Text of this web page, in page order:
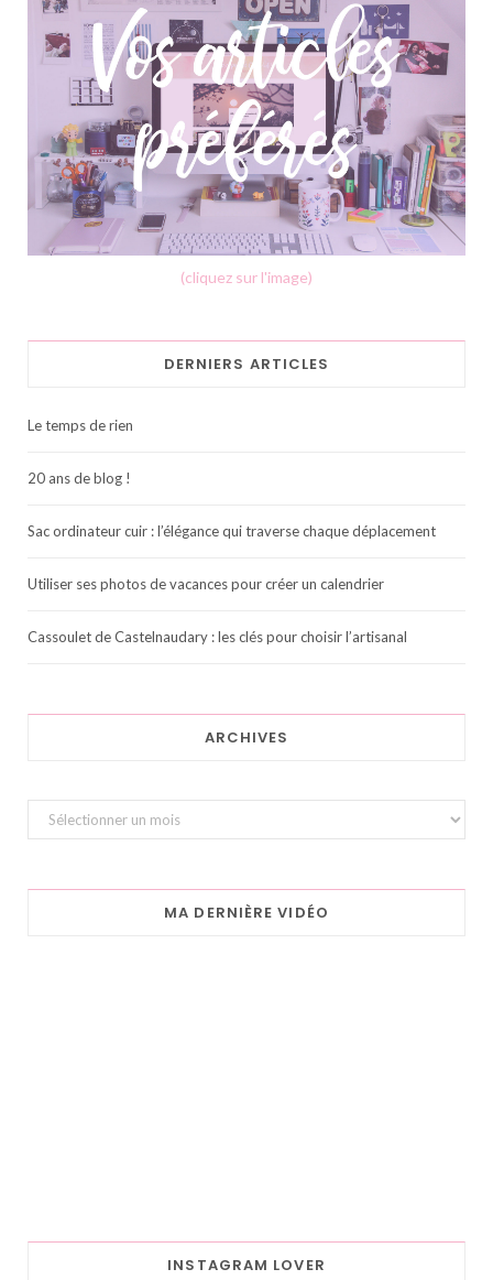
(cliquez sur l'image)
DERNIERS ARTICLES
Le temps de rien
20 ans de blog !
Sac ordinateur cuir : l’élégance qui traverse chaque déplacement
Utiliser ses photos de vacances pour créer un calendrier
Cassoulet de Castelnaudary : les clés pour choisir l’artisanal
ARCHIVES
Archives
MA DERNIÈRE VIDÉO
INSTAGRAM LOVER